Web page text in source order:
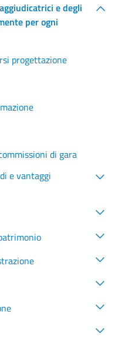
e degli
per ogni
progettazione
di gara
e vantaggi